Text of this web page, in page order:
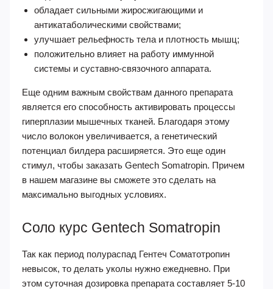
обладает сильными жиросжигающими и
антикатаболическими свойствами;
улучшает рельефность тела и плотность мышц;
положительно влияет на работу иммунной
системы и суставно-связочного аппарата.
Еще одним важным свойствам данного препарата
является его способность активировать процессы
гиперплазии мышечных тканей. Благодаря этому
число волокон увеличивается, а генетический
потенциал билдера расширяется. Это еще один
стимул, чтобы заказать Gentech Somatropin. Причем
в нашем магазине вы сможете это сделать на
максимально выгодных условиях.
Соло курс Gentech Somatropin
Так как период полураспад Гентеч Соматотропин
невысок, то делать уколы нужно ежедневно. При
этом суточная дозировка препарата составляет 5-10